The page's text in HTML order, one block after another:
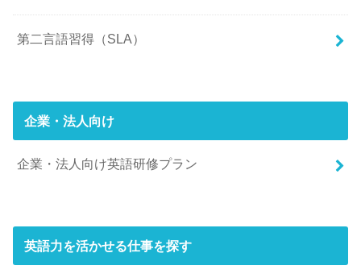
第二言語習得（SLA）
企業・法人向け
企業・法人向け英語研修プラン
英語力を活かせる仕事を探す